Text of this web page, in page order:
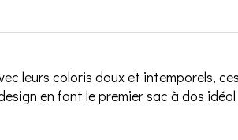
leurs coloris doux et intemporels,
en font le premier sac à dos